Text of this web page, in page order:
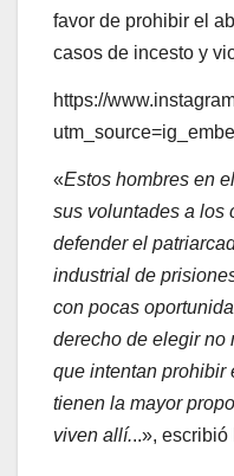
favor de prohibir el
casos de incesto y
https://
«Estos hombres en
sus voluntades a los
defender el
industrial de
con pocas
derecho de elegir no
que intentan prohibir
tienen la mayor
viven allí...», escribió